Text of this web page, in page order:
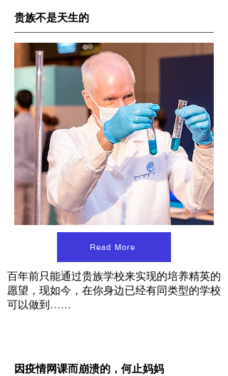
贵族不是天生的
Read More
百年前只能通过贵族学校来实现的培养精英的
愿望，现如今，在你身边已经有同类型的学校
可以做到……
因疫情网课而崩溃的，何止妈妈